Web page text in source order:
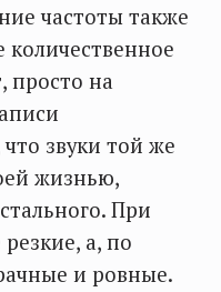
частоты также
количественное
просто на
звуки той же
жизнью,
При
а, по
и ровные.